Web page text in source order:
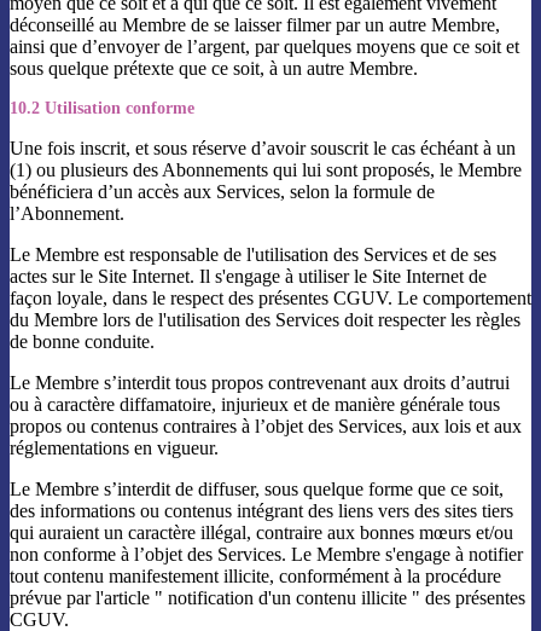
déconseillé au Membre de se laisser filmer par un autre Membre,
ainsi que d’envoyer de l’argent, par quelques moyens que ce soit et
sous quelque prétexte que ce soit, à un autre Membre.
10.2 Utilisation conforme
Une fois inscrit, et sous réserve d’avoir souscrit le cas échéant à un
(1) ou plusieurs des Abonnements qui lui sont proposés, le Membre
bénéficiera d’un accès aux Services, selon la formule de
l’Abonnement.
Le Membre est responsable de l'utilisation des Services et de ses
actes sur le Site Internet. Il s'engage à utiliser le Site Internet de
façon loyale, dans le respect des présentes CGUV. Le comportement
du Membre lors de l'utilisation des Services doit respecter les règles
de bonne conduite.
Le Membre s’interdit tous propos contrevenant aux droits d’autrui
ou à caractère diffamatoire, injurieux et de manière générale tous
propos ou contenus contraires à l’objet des Services, aux lois et aux
réglementations en vigueur.
Le Membre s’interdit de diffuser, sous quelque forme que ce soit,
des informations ou contenus intégrant des liens vers des sites tiers
qui auraient un caractère illégal, contraire aux bonnes mœurs et/ou
non conforme à l’objet des Services. Le Membre s'engage à notifier
tout contenu manifestement illicite, conformément à la procédure
prévue par l'article " notification d'un contenu illicite " des présentes
CGUV.